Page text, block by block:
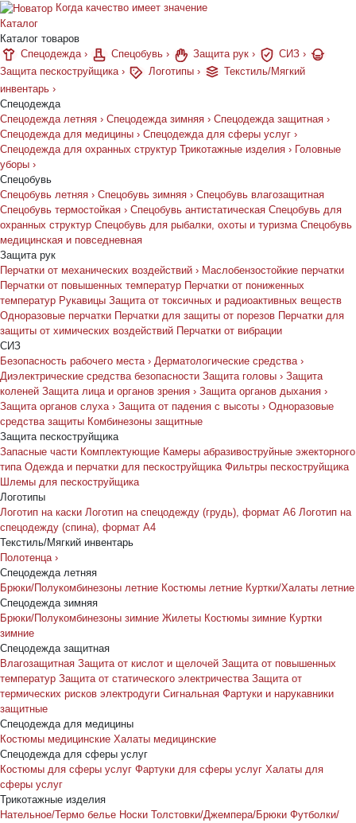
Когда качество имеет значение
Каталог
Каталог товаров
Спецодежда › Спецобувь › Защита рук › СИЗ ›
Защита пескоструйщика › Логотипы ›
Текстиль/Мягкий
инвентарь ›
Спецодежда
Спецодежда летняя › Спецодежда зимняя › Спецодежда защитная ›
Спецодежда для медицины › Спецодежда для сферы услуг ›
Спецодежда для охранных структур Трикотажные изделия › Головные
уборы ›
Спецобувь
Спецобувь летняя › Спецобувь зимняя › Спецобувь влагозащитная
Спецобувь термостойкая › Спецобувь антистатическая Спецобувь для
охранных структур Спецобувь для рыбалки, охоты и туризма Спецобувь
медицинская и повседневная
Защита рук
Перчатки от механических воздействий › Маслобензостойкие перчатки
Перчатки от повышенных температур Перчатки от пониженных
температур Рукавицы Защита от токсичных и радиоактивных веществ
Одноразовые перчатки Перчатки для защиты от порезов Перчатки для
защиты от химических воздействий Перчатки от вибрации
СИЗ
Безопасность рабочего места › Дерматологические средства ›
Диэлектрические средства безопасности Защита головы › Защита
коленей Защита лица и органов зрения › Защита органов дыхания ›
Защита органов слуха › Защита от падения с высоты › Одноразовые
средства защиты Комбинезоны защитные
Защита пескоструйщика
Запасные части Комплектующие Камеры абразивоструйные эжекторного
типа Одежда и перчатки для пескоструйщика Фильтры пескоструйщика
Шлемы для пескоструйщика
Логотипы
Логотип на каски Логотип на спецодежду (грудь), формат А6 Логотип на
спецодежду (спина), формат А4
Текстиль/Мягкий инвентарь
Полотенца ›
Спецодежда летняя
Брюки/Полукомбинезоны летние Костюмы летние Куртки/Халаты летние
Спецодежда зимняя
Брюки/Полукомбинезоны зимние Жилеты Костюмы зимние Куртки
зимние
Спецодежда защитная
Влагозащитная Защита от кислот и щелочей Защита от повышенных
температур Защита от статического электричества Защита от
термических рисков электродуги Сигнальная Фартуки и нарукавники
защитные
Спецодежда для медицины
Костюмы медицинские Халаты медицинские
Спецодежда для сферы услуг
Костюмы для сферы услуг Фартуки для сферы услуг Халаты для
сферы услуг
Трикотажные изделия
Нательное/Термо белье Носки Толстовки/Джемпера/Брюки Футболки/